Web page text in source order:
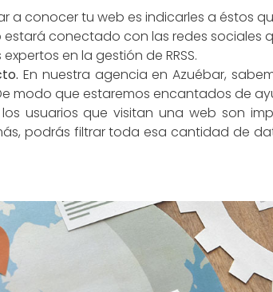
a conocer tu web es indicarles a éstos
estará conectado con las redes sociales
en la gestión de RRSS.
En nuestra agencia en Azuébar,
modo que estaremos encantados de
usuarios que visitan una web son
podrás filtrar toda esa cantidad de